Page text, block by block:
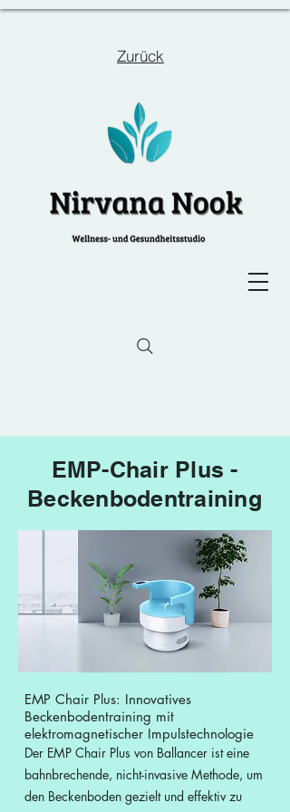
Zurück
EMP-Chair Plus -
Beckenbodentraining
EMP Chair Plus: Innovatives
Beckenbodentraining mit
elektromagnetischer Impulstechnologie
Der EMP Chair Plus von Ballancer ist eine
bahnbrechende, nicht-invasive Methode, um
den Beckenboden gezielt und effektiv zu